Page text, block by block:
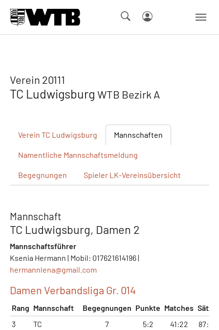
Verein 20111
TC Ludwigsburg WTB Bezirk A
Verein TC Ludwigsburg Mannschaften
Namentliche Mannschaftsmeldung
Begegnungen Spieler LK-Vereinsübersicht
Mannschaft
TC Ludwigsburg, Damen 2
Mannschaftsführer
Ksenia Hermann | Mobil: 017621614196 |
hermannlena@gmail.com
Damen Verbandsliga Gr. 014
Rang Mannschaft Begegnungen Punkte Matches Sätze
3
TC
7 5:2 41:22 87:51